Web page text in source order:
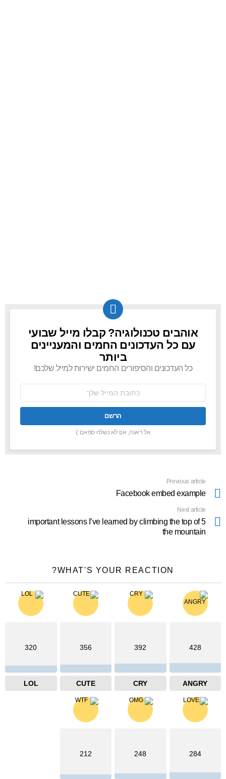
NEWSLETTER
אוהבים טכנולוגיה? קבלו מייל שבועי
עם כל העדכונים החמים והמעניינים
ביותר
כל העדכונים והסיפורים החמים ישירות למייל שלכם!
אל דאגה, אנו לא נשלח ספאם :)
more
Previous article
Facebook embed example
Next article
5 important lessons I’ve learned by climbing the top of
the mountain
WHAT'S YOUR REACTION?
428
ANGRY
392
CRY
356
CUTE
320
LOL
284
248
212